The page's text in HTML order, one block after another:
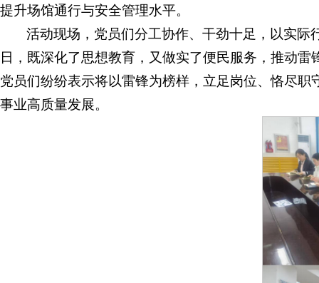
提升场馆通行与安全管理水平。
活动现场，党员们分工协作、干劲十足，以实
日，既深化了思想教育，又做实了便民服务，推动雷
党员们纷纷表示将以雷锋为榜样，立足岗位、恪尽
事业高质量发展。